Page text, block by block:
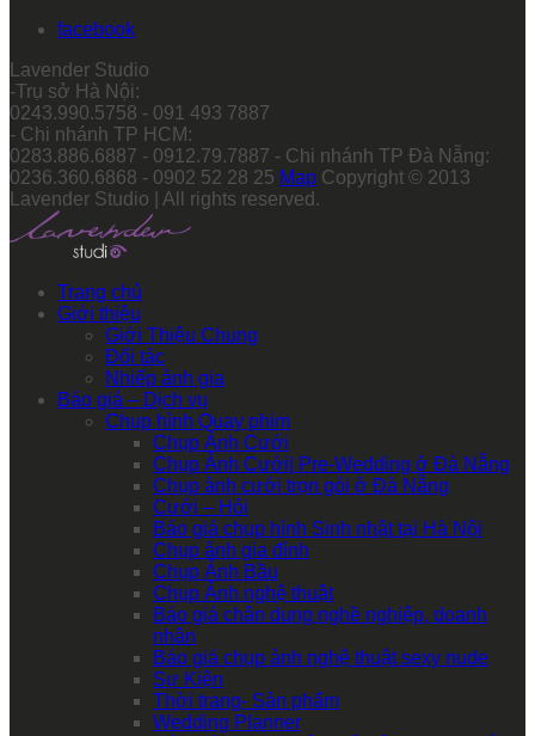
facebook
Lavender Studio
-Trụ sở Hà Nội:
0243.990.5758 - 091 493 7887
- Chi nhánh TP HCM:
0283.886.6887 - 0912.79.7887 - Chi nhánh TP Đà Nẵng:
0236.360.6868 - 0902 52 28 25 Map Copyright © 2013
Lavender Studio | All rights reserved.
Trang chủ
Giới thiệu
Giới Thiệu Chung
Đối tác
Nhiếp ảnh gia
Báo giá – Dịch vụ
Chụp hình Quay phim
Chụp Ảnh Cưới
Chụp Ảnh Cưới| Pre-Wedding ở Đà Nẵng
Chụp ảnh cưới trọn gói ở Đà Nẵng
Cưới – Hỏi
Báo giá chụp hình Sinh nhật tại Hà Nội
Chụp ảnh gia đình
Chụp Ảnh Bầu
Chụp Ảnh nghệ thuật
Báo giá chân dung nghề nghiệp, doanh
nhân
Báo giá chụp ảnh nghệ thuật sexy nude
Sự Kiện
Thời trang- Sản phẩm
Wedding Planner